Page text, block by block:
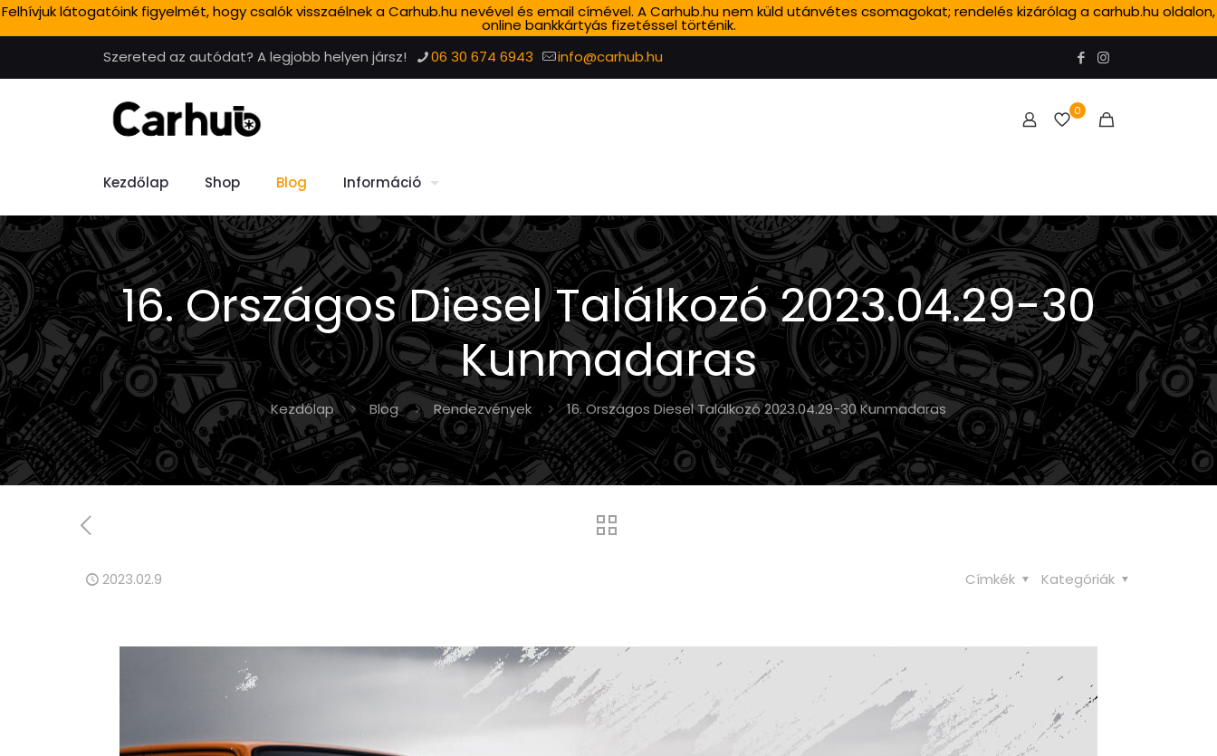
Felhívjuk látogatóink figyelmét, hogy csalók visszaélnek a Carhub.hu nevével és email címével. A Carhub.hu nem küld utánvétes csomagokat; rendelés kizárólag a carhub.hu oldalon,
online bankkártyás fizetéssel történik.
Szereted az autódat? A legjobb helyen jársz!
06 30 674 6943 info@carhub.hu
0
Kezdőlap Shop Blog Információ
16. Országos Diesel Találkozó 2023.04.29-30
Kunmadaras
Kezdőlap Blog Rendezvények 16. Országos Diesel Találkozó 2023.04.29-30 Kunmadaras
2023.02.9 Kategóriák
Címkék